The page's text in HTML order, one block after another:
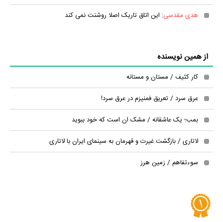
هدی مقدسی: این اتاق تاریک اصلا روشنت نمی کند
از همین نویسنده
کار کثیف / مستان و مستانه
عرق سرد / تعریق فمنیزم در عرق سرد!
بمب؛ یک عاشقانه / مشک ان است که خود ببوید
لاتاری / بازگشت غیرت و قهرمان به سینمای ایران با لاتاری
سوءتفاهم / زمین هرز